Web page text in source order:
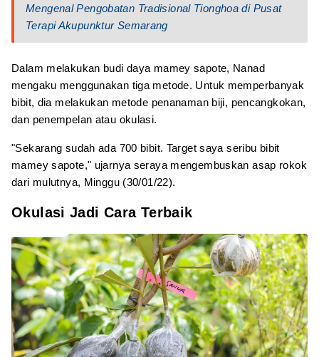
Mengenal Pengobatan Tradisional Tionghoa di Pusat
Terapi Akupunktur Semarang
Dalam melakukan budi daya mamey sapote, Nanad
mengaku menggunakan tiga metode. Untuk memperbanyak
bibit, dia melakukan metode penanaman biji, pencangkokan,
dan penempelan atau okulasi.
"Sekarang sudah ada 700 bibit. Target saya seribu bibit
mamey sapote," ujarnya seraya mengembuskan asap rokok
dari mulutnya, Minggu (30/01/22).
Okulasi Jadi Cara Terbaik